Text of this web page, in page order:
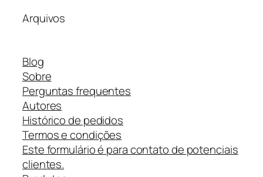
Arquivos
Blog
Sobre
Perguntas frequentes
Autores
Histórico de pedidos
Termos e condições
Este formulário é para contato de potenciais
clientes.